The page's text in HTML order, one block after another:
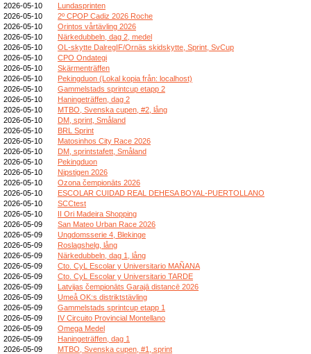
2026-05-10
Lundasprinten
2026-05-10
2º CPOP Cadiz 2026 Roche
2026-05-10
Orintos vårtävling 2026
2026-05-10
Närkedubbeln, dag 2, medel
2026-05-10
OL-skytte DalregIF/Ornäs skidskytte, Sprint, SvCup
2026-05-10
CPO Ondategi
2026-05-10
Skärmenträffen
2026-05-10
Pekingduon (Lokal kopia från: localhost)
2026-05-10
Gammelstads sprintcup etapp 2
2026-05-10
Haningeträffen, dag 2
2026-05-10
MTBO, Svenska cupen, #2, lång
2026-05-10
DM, sprint, Småland
2026-05-10
BRL Sprint
2026-05-10
Matosinhos City Race 2026
2026-05-10
DM, sprintstafett, Småland
2026-05-10
Pekingduon
2026-05-10
Nipstigen 2026
2026-05-10
Ozona čempionāts 2026
2026-05-10
ESCOLAR CUIDAD REAL DEHESA BOYAL-PUERTOLLANO
2026-05-10
SCCtest
2026-05-10
II Ori Madeira Shopping
2026-05-09
San Mateo Urban Race 2026
2026-05-09
Ungdomsserie 4, Blekinge
2026-05-09
Roslagshelg, lång
2026-05-09
Närkedubbeln, dag 1, lång
2026-05-09
Cto. CyL Escolar y Universitario MAÑANA
2026-05-09
Cto. CyL Escolar y Universitario TARDE
2026-05-09
Latvijas čempionāts Garajā distancē 2026
2026-05-09
Umeå OK:s distriktstävling
2026-05-09
Gammelstads sprintcup etapp 1
2026-05-09
IV Circuito Provincial Montellano
2026-05-09
Omega Medel
2026-05-09
Haningeträffen, dag 1
2026-05-09
MTBO, Svenska cupen, #1, sprint